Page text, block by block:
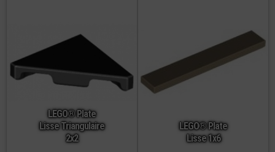
LEGO® Plate
Lisse Triangulaire
2x2
LEGO® Plate
Lisse 1x6